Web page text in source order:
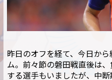
昨日のオフを経て、今日か
ム。前々節の磐田戦直後は
する選手もいましたが、中